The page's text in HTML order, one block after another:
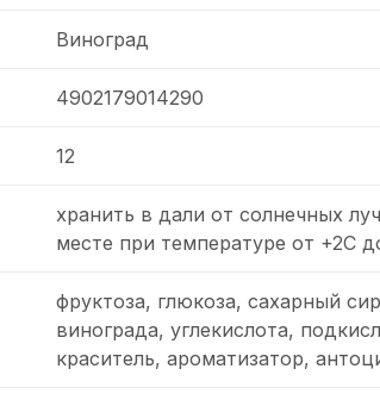
Виноград
4902179014290
12
хранить в дали от солнечных
месте при температуре от +2С
фруктоза, глюкоза, сахарный
винограда, углекислота,
краситель, ароматизатор,